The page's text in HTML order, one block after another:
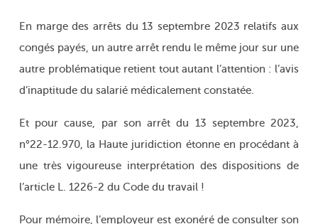
En marge des arrêts du 13 septembre 2023 relatifs aux
congés payés, un autre arrêt rendu le même jour sur une
autre problématique retient tout autant l’attention : l’avis
d’inaptitude du salarié médicalement constatée.
Et pour cause, par son arrêt du 13 septembre 2023,
n°22-12.970, la Haute juridiction étonne en procédant à
une très vigoureuse interprétation des dispositions de
l’article L. 1226-2 du Code du travail !
Pour mémoire, l’employeur est exonéré de consulter son